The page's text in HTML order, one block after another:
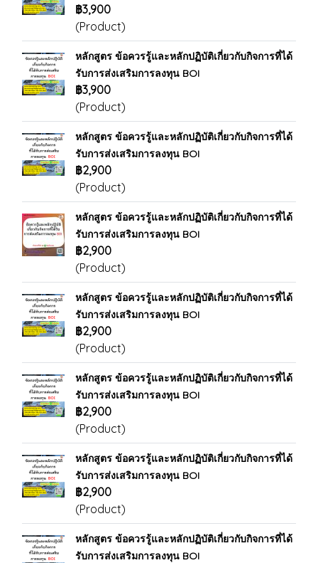
฿3,900
(Product)
หลักสูตร ข้อควรรู้และหลักปฏิบัติเกี่ยวกับกิจการที่ได้
รับการส่งเสริมการลงทุน BOI
฿3,900
(Product)
หลักสูตร ข้อควรรู้และหลักปฏิบัติเกี่ยวกับกิจการที่ได้
รับการส่งเสริมการลงทุน BOI
฿2,900
(Product)
หลักสูตร ข้อควรรู้และหลักปฏิบัติเกี่ยวกับกิจการที่ได้
รับการส่งเสริมการลงทุน BOI
฿2,900
(Product)
หลักสูตร ข้อควรรู้และหลักปฏิบัติเกี่ยวกับกิจการที่ได้
รับการส่งเสริมการลงทุน BOI
฿2,900
(Product)
หลักสูตร ข้อควรรู้และหลักปฏิบัติเกี่ยวกับกิจการที่ได้
รับการส่งเสริมการลงทุน BOI
฿2,900
(Product)
หลักสูตร ข้อควรรู้และหลักปฏิบัติเกี่ยวกับกิจการที่ได้
รับการส่งเสริมการลงทุน BOI
฿2,900
(Product)
หลักสูตร ข้อควรรู้และหลักปฏิบัติเกี่ยวกับกิจการที่ได้
รับการส่งเสริมการลงทุน BOI